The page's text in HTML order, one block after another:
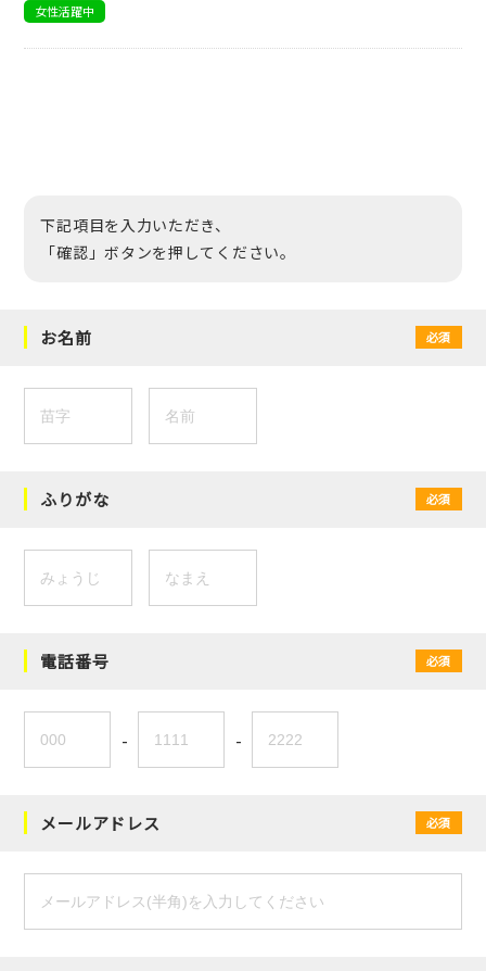
女性活躍中
下記項目を入力いただき、
「確認」ボタンを押してください。
お名前 必須
ふりがな 必須
電話番号 必須
- -
メールアドレス 必須